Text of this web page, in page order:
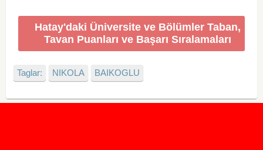
Hatay'daki Üniversite ve Bölümler Taban,
Tavan Puanları ve Başarı Sıralamaları
Taglar: NIKOLA BAIKOGLU